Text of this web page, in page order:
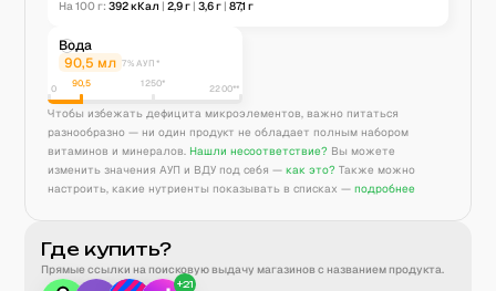
На 100 г: 392кКал | 2,9г | 3,6г | 87,1 г
Вода
90,5 мл 7% АУП*
0 90,5 1250* 2200**
Чтобы избежать дефицита микроэлементов, важно питаться
разнообразно — ни один продукт не обладает полным набором
витаминов и минералов. Нашли несоответствие? Вы можете
изменить значения АУП и ВДУ под себя — как это? Также можно
настроить, какие нутриенты показывать в списках — подробнее
Где купить?
Прямые ссылки на поисковую выдачу магазинов с названием продукта.
+21